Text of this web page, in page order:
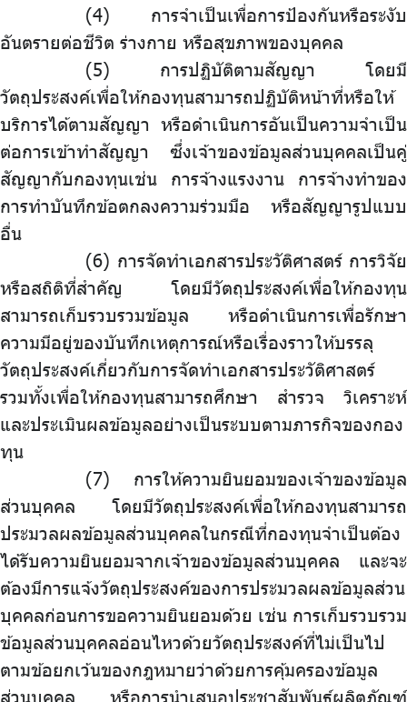
การจำเป็นเพื่อการป้องกันหรือระงับ
อันตรายต่อชีวิต ร่างกาย หรือสุขภาพของบุคคล
การปฏิบัติตามสัญญา โดยมี
วัตถุประสงค์เพื่อให้กองทุนสามารถปฏิบัติหน้าที่หรือให้
บริการได้ตามสัญญา หรือดำเนินการอันเป็นความจำเป็น
ต่อการเข้าทำสัญญา ซึ่งเจ้าของข้อมูลส่วนบุคคลเป็นคู่
สัญญากับกองทุนเช่น การจ้างแรงงาน การจ้างทำของ
การทำบันทึกข้อตกลงความร่วมมือ หรือสัญญารูปแบบ
อื่น
การจัดทำเอกสารประวัติศาสตร์ การวิจัย
หรือสถิติที่สำคัญ โดยมีวัตถุประสงค์เพื่อให้กองทุน
สามารถเก็บรวบรวมข้อมูล หรือดำเนินการเพื่อรักษา
ความมีอยู่ของบันทึกเหตุการณ์หรือเรื่องราวให้บรรลุ
วัตถุประสงค์เกี่ยวกับการจัดทำเอกสารประวัติศาสตร์
รวมทั้งเพื่อให้กองทุนสามารถศึกษา สำรวจ วิเคราะห์
และประเมินผลข้อมูลอย่างเป็นระบบตามภารกิจของกอง
ทุน
การให้ความยินยอมของเจ้าของข้อมูล
ส่วนบุคคล โดยมีวัตถุประสงค์เพื่อให้กองทุนสามารถ
ประมวลผลข้อมูลส่วนบุคคลในกรณีที่กองทุนจำเป็นต้อง
ได้รับความยินยอมจากเจ้าของข้อมูลส่วนบุคคล และจะ
ต้องมีการแจ้งวัตถุประสงค์ของการประมวลผลข้อมูลส่วน
บุคคลก่อนการขอความยินยอมด้วย เช่น การเก็บรวบรวม
ข้อมูลส่วนบุคคลอ่อนไหวด้วยวัตถุประสงค์ที่ไม่เป็นไป
ตามข้อยกเว้นของกฎหมายว่าด้วยการคุ้มครองข้อมูล
ส่วนบุคคล หรือการนำเสนอประชาสัมพันธ์ผลิตภัณฑ์